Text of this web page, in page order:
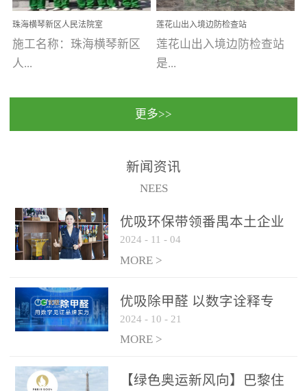
她将越来越枝繁叶茂，终
将会成为一棵参天大树！
优吸环保截止2020年拥有
全国600家网点分支机构。
致酒店是为中高端人士...
州)校区 工程案...
珠海横琴新区人民法院室
内除甲醛空气治理项目
施工名称：珠海横琴新区
人...
民法院室内除甲醛空气治
保施工日期：2020年1月珠
莲花山出入境边防检查站
室内除甲醛空气治理项目
莲花山出入境边防检查站
是...
国家通过设在对外开放口
（及各出入境边防检查
更多>>
新闻资讯
NEES
优吸环保带领番禺本​土企业
勇敢破局向“新”
2024 - 11 - 04
MORE >
优吸除甲醛 以数字诠释专
业，尽显除醛品牌实力！
2024 - 10 - 21
MORE >
【绿色奥运新风向】巴黎住